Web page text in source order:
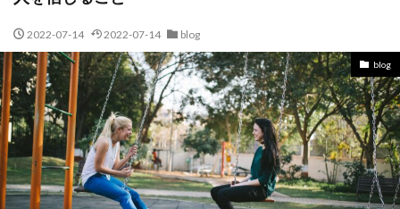
2022-07-14 2022-07-14 blog
blog